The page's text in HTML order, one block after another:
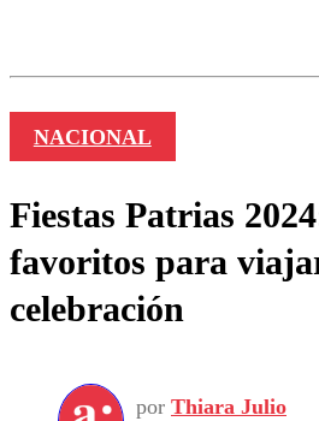
NACIONAL
Fiestas Patrias
favoritos para
celebración
por Thiara Julio